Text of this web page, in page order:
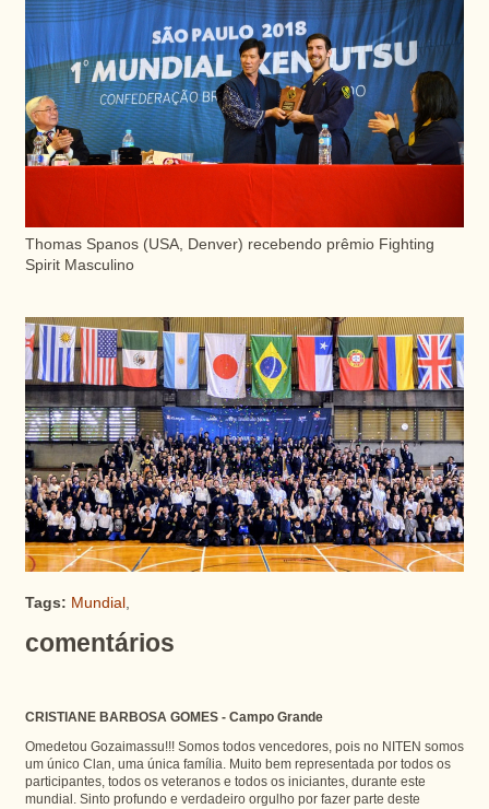
Thomas Spanos (USA, Denver) recebendo prêmio Fighting
Spirit Masculino
Tags: Mundial ,
comentários
CRISTIANE BARBOSA GOMES - Campo Grande
Omedetou Gozaimassu!!! Somos todos vencedores, pois no NITEN somos
um único Clan, uma única família. Muito bem representada por todos os
participantes, todos os veteranos e todos os iniciantes, durante este
mundial. Sinto profundo e verdadeiro orgulho por fazer parte deste